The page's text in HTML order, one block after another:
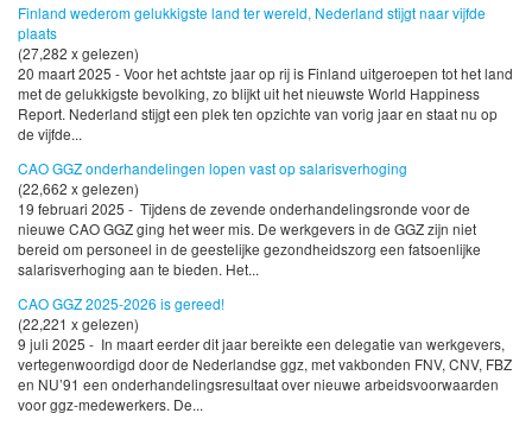
Finland wederom gelukkigste land ter wereld, Nederland stijgt naar vijfde
plaats
(27,282 x gelezen)
20 maart 2025 - Voor het achtste jaar op rij is Finland uitgeroepen tot het land
met de gelukkigste bevolking, zo blijkt uit het nieuwste World Happiness
Report. Nederland stijgt een plek ten opzichte van vorig jaar en staat nu op
de vijfde...
CAO GGZ onderhandelingen lopen vast op salarisverhoging
(22,662 x gelezen)
19 februari 2025 - Tijdens de zevende onderhandelingsronde voor de
nieuwe CAO GGZ ging het weer mis. De werkgevers in de GGZ zijn niet
bereid om personeel in de geestelijke gezondheidszorg een fatsoenlijke
salarisverhoging aan te bieden. Het...
CAO GGZ 2025-2026 is gereed!
(22,221 x gelezen)
9 juli 2025 - In maart eerder dit jaar bereikte een delegatie van werkgevers,
vertegenwoordigd door de Nederlandse ggz, met vakbonden FNV, CNV, FBZ
en NU’91 een onderhandelingsresultaat over nieuwe arbeidsvoorwaarden
voor ggz-medewerkers. De...